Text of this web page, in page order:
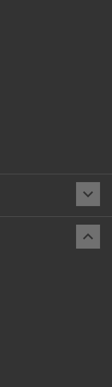
keyboard_arrow_down
keyboard_arrow_up